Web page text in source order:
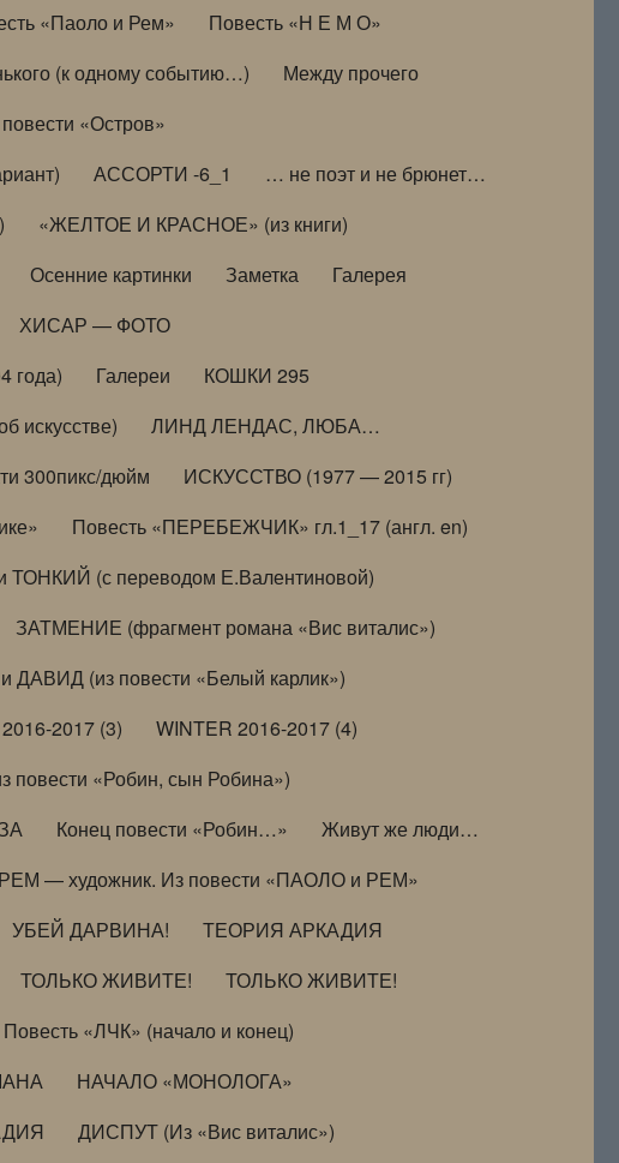
«Паоло и Рем»
Повесть «Н Е М О»
(к одному событию…)
Между прочего
«Остров»
АССОРТИ -6_1
… не поэт и не брюнет…
«ЖЕЛТОЕ И КРАСНОЕ» (из книги)
Осенние картинки Заметка
Галерея
ХИСАР — ФОТО
года) Галереи
КОШКИ 295
искусстве)
ЛИНД ЛЕНДАС, ЛЮБА…
300пикс/дюйм
ИСКУССТВО (1977 — 2015 гг)
Повесть «ПЕРЕБЕЖЧИК» гл.1_17 (англ. en)
(с переводом Е.Валентиновой)
ЗАТМЕНИЕ (фрагмент романа «Вис виталис»)
ДАВИД (из повести «Белый карлик»)
2017 (3)
WINTER 2016-2017 (4)
«Робин, сын Робина»)
Конец повести «Робин…»
Живут же люди…
РЕМ — художник. Из повести «ПАОЛО и РЕМ»
УБЕЙ ДАРВИНА!
ТЕОРИЯ АРКАДИЯ
ТОЛЬКО ЖИВИТЕ!
ТОЛЬКО ЖИВИТЕ!
Повесть «ЛЧК» (начало и конец)
НАЧАЛО «МОНОЛОГА»
ДИСПУТ (Из «Вис виталис»)